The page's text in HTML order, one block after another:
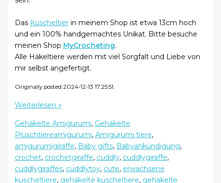
Das Kuscheltierin meinem Shop ist etwa 13cm hoch
und ein 100% handgemachtes Unikat. Bitte besuche
meinen Shop MyCrocheting.
Alle Häkeltiere werden mit viel Sorgfalt und Liebe von
mir selbst angefertigt.
Originally posted 2024-12-13 17:25:51.
Kuscheltier
faszinierend
schön
–
MyCrocheting
Weiterlesen »
Gehäkelte Amigurumi, Gehäkelte
Plüschtiereamigurumi, Amigurumi tiere,
amigurumigiraffe, Baby gifts, Babyankündigung,
crochet, crochetgiraffe, cuddly, cuddlygiraffe,
cuddlygiraffes, cuddlytoy, cute, erwachsene
kuscheltiere, gehäkelte kuscheltiere, gehäkelte